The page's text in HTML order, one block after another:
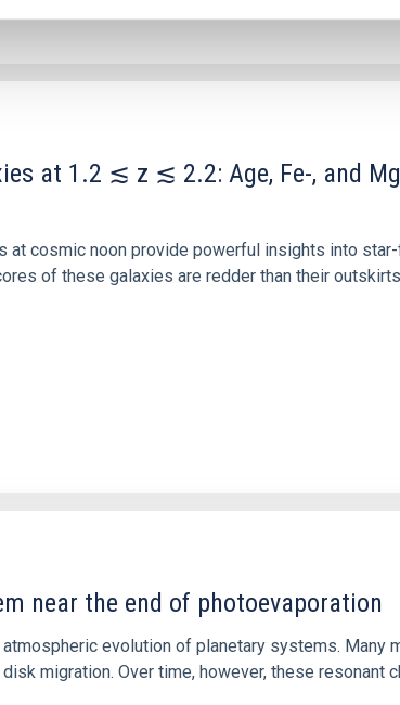
at 1.2 ≲ z ≲ 2.2: Age, Fe-, and
cosmic noon provide powerful insights into
of these galaxies are redder than their
near the end of photoevaporation
evolution of planetary systems.
migration. Over time, however, these resonant